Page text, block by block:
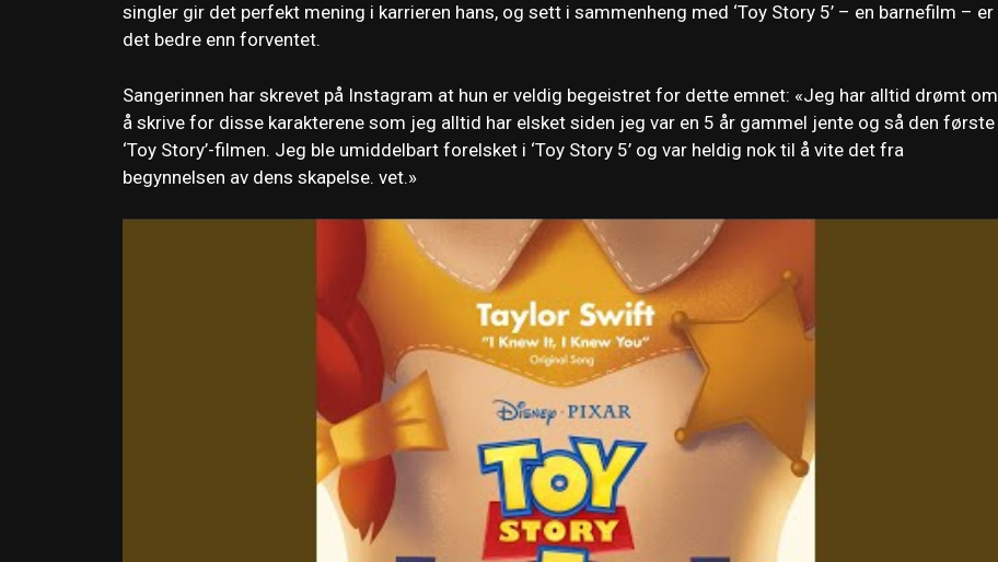
singler gir det perfekt mening i karrieren hans, og sett i sammenheng med ‘Toy Story 5’ – en barnefilm – er
det bedre enn forventet.
Sangerinnen har skrevet på Instagram at hun er veldig begeistret for dette emnet: «Jeg har alltid drømt om
å skrive for disse karakterene som jeg alltid har elsket siden jeg var en 5 år gammel jente og så den første
‘Toy Story’-filmen. Jeg ble umiddelbart forelsket i ‘Toy Story 5’ og var heldig nok til å vite det fra
begynnelsen av dens skapelse. vet.»